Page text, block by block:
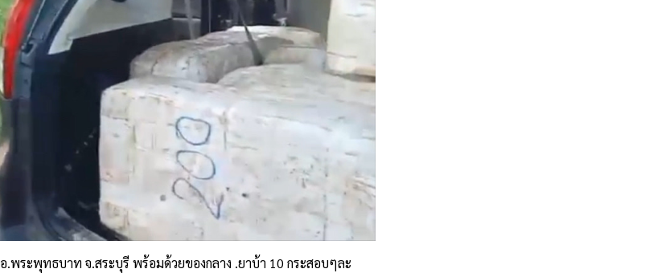
อ.พระพุทธบาท จ.สระบุรีพร้อมด้วยของกลาง .ยาบ้า 10 กระสอบๆละ